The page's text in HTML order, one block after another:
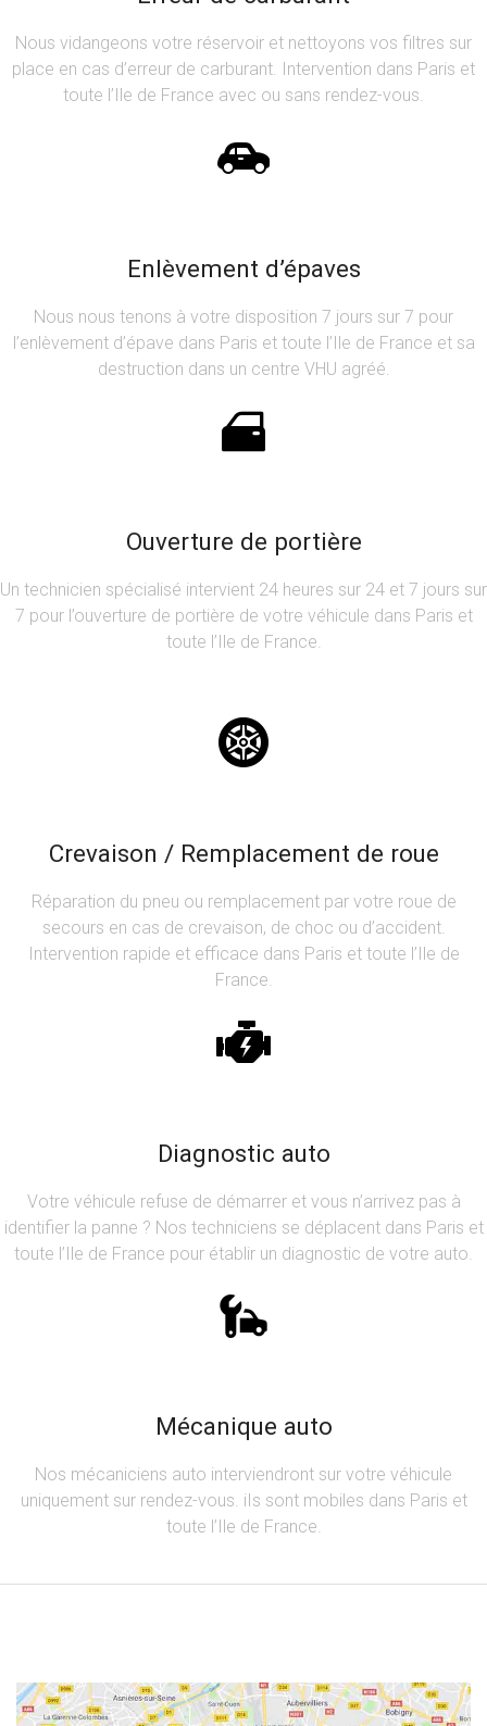
Nous vidangeons votre réservoir et nettoyons vos filtres sur
place en cas d’erreur de carburant. Intervention dans Paris et
toute l’Ile de France avec ou sans rendez-vous.
Enlèvement d’épaves
Nous nous tenons à votre disposition 7 jours sur 7 pour
l’enlèvement d’épave dans Paris et toute l’Ile de France et sa
destruction dans un centre VHU agréé.
Ouverture de portière
Un technicien spécialisé intervient 24 heures sur 24 et 7 jours sur
7 pour l’ouverture de portière de votre véhicule dans Paris et
toute l’Ile de France.
Crevaison / Remplacement de roue
Réparation du pneu ou remplacement par votre roue de
secours en cas de crevaison, de choc ou d’accident.
Intervention rapide et efficace dans Paris et toute l’Ile de
France.
Diagnostic auto
Votre véhicule refuse de démarrer et vous n’arrivez pas à
identifier la panne ? Nos techniciens se déplacent dans Paris et
toute l’Ile de France pour établir un diagnostic de votre auto.
Mécanique auto
Nos mécaniciens auto interviendront sur votre véhicule
uniquement sur rendez-vous. iIs sont mobiles dans Paris et
toute l’Ile de France.